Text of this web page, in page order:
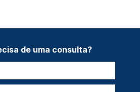
de uma consulta?